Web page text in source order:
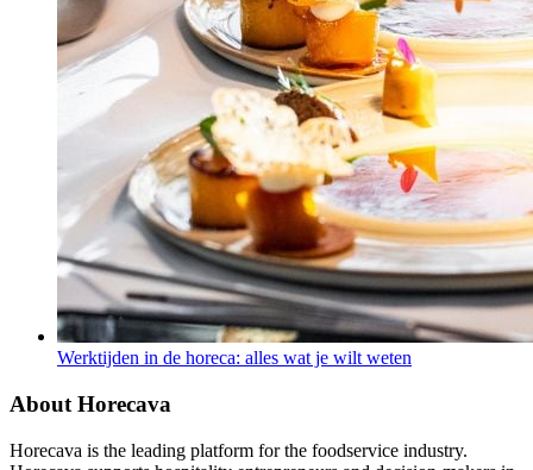
Werktijden in de horeca: alles wat je wilt weten
About Horecava
Horecava is the leading platform for the foodservice industry.